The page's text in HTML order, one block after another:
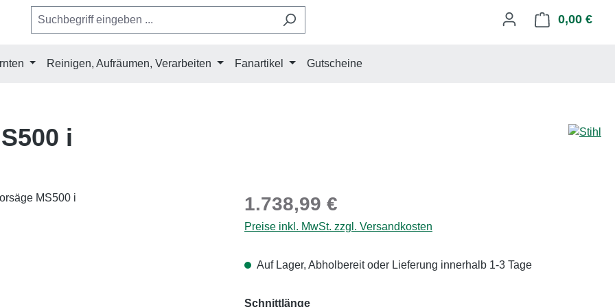
0,00 €
Reinigen, Aufräumen, Verarbeiten Fanartikel Gutscheine
i
Regulärer Preis:
1.738,99 €
Preise inkl. MwSt. zzgl. Versandkosten
Auf Lager, Abholbereit oder Lieferung innerhalb 1-3 Tage
Schnittlängeauswählen